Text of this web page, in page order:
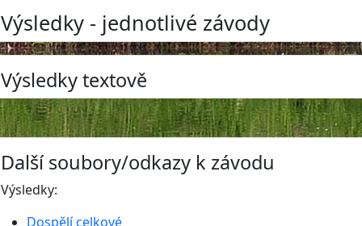
Výsledky - jednotlivé závody
Výsledky textově
Další soubory/odkazy k závodu
Výsledky:
Dospělí celkové